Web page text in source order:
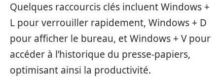
Quelques raccourcis clés incluent Windows +
L pour verrouiller rapidement, Windows + D
pour afficher le bureau, et Windows + V pour
accéder à l’historique du presse-papiers,
optimisant ainsi la productivité.